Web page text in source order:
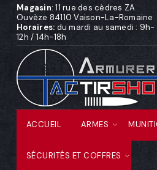
Magasin: 11 rue des cèdres ZA
Ouvèze 84110 Vaison-La-Romaine
Horaires: du mardi au samedi : 9h-
12h / 14h-18h
ACCUEIL ARMES
SÉCURITÉS ET COFFRES